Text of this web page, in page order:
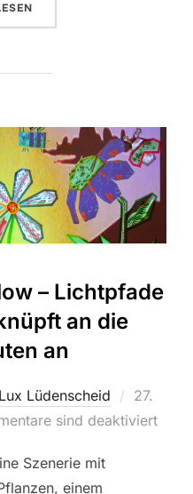
„„URBAN GLOW“:
– Lichtpfade
an die
an
Lux Lüdenscheid
am
27.
sind deaktiviert
Szenerie mit
einem